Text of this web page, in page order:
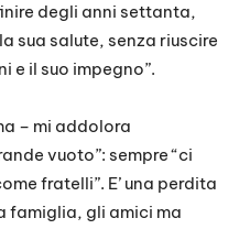
degli anni settanta,
sua salute, senza riuscire
e il suo impegno”.
– mi addolora
vuoto”: sempre “ci
fratelli”. E’ una perdita
famiglia, gli amici ma